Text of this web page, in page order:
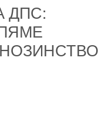
ДПС: